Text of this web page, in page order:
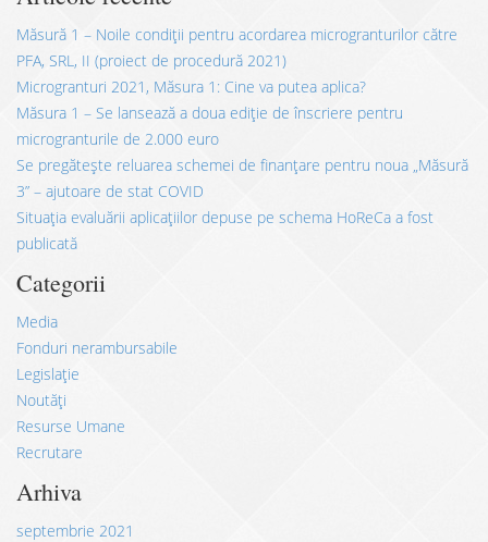
Măsură 1 – Noile condiții pentru acordarea microgranturilor către
PFA, SRL, II (proiect de procedură 2021)
Microgranturi 2021, Măsura 1: Cine va putea aplica?
Măsura 1 – Se lansează a doua ediție de înscriere pentru
microgranturile de 2.000 euro
Se pregătește reluarea schemei de finanțare pentru noua „Măsură
3” – ajutoare de stat COVID
Situația evaluării aplicațiilor depuse pe schema HoReCa a fost
publicată
Categorii
Media
Fonduri nerambursabile
Legislație
Noutăți
Resurse Umane
Recrutare
Arhiva
septembrie 2021